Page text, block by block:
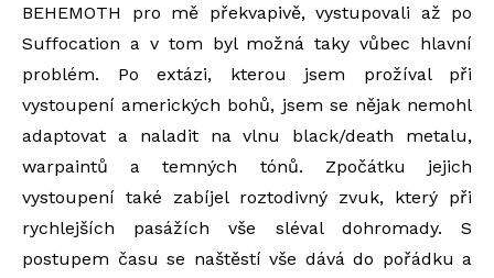
BEHEMOTH pro mě překvapivě, vystupovali až po
Suffocation a v tom byl možná taky vůbec hlavní
problém. Po extázi, kterou jsem prožíval při
vystoupení amerických bohů, jsem se nějak nemohl
adaptovat a naladit na vlnu black/death metalu,
warpaintů a temných tónů. Zpočátku jejich
vystoupení také zabíjel roztodivný zvuk, který při
rychlejších pasážích vše sléval dohromady. S
postupem času se naštěstí vše dává do pořádku a